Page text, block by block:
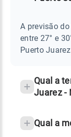
JUAREZ
Perguntas
sobre
chuva
A previsão
entre 27° e
Puerto Juarez
Qual a
Juarez -
Qual a